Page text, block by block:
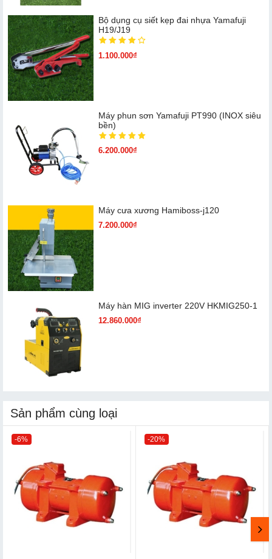
Bộ dụng cụ siết kẹp đai nhựa Yamafuji
H19/J19
1.100.000₫
Máy phun sơn Yamafuji PT990 (INOX siêu
bền)
6.200.000₫
Máy cưa xương Hamiboss-j120
7.200.000₫
Máy hàn MIG inverter 220V HKMIG250-1
12.860.000₫
Sản phẩm cùng loại
-6% -20%